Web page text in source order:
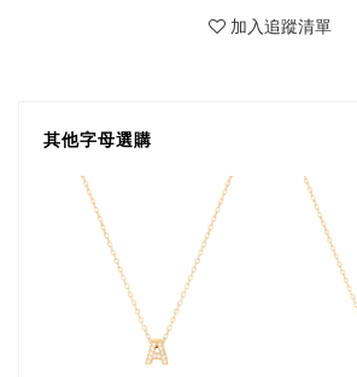
加入追蹤清單
其他字母選購